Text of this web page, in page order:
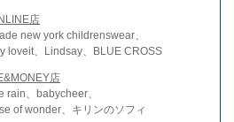
店
new york childrenswear、
loveit、Lindsay、BLUE CROSS
店
rain、babycheer、
of wonder、キリンのソフィ